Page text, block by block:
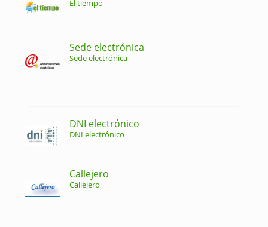
El tiempo
Sede electrónica
Sede electrónica
DNI electrónico
DNI electrónico
Callejero
Callejero